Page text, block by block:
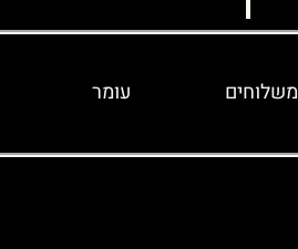
משלוחים עומר